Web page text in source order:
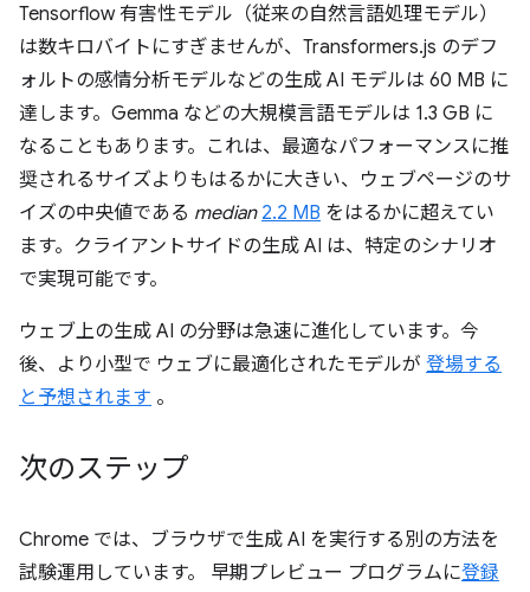
Tensorflow 有害性モデル（従来の自然言語処理モデル）
は数キロバイトにすぎませんが、Transformers.js のデフ
ォルトの感情分析モデルなどの生成 AI モデルは 60 MB に
達します。Gemma などの大規模言語モデルは 1.3 GB に
なることもあります。これは、最適なパフォーマンスに推
奨されるサイズよりもはるかに大きい、ウェブページのサ
イズの中央値である median 2.2 MB をはるかに超えてい
ます。クライアントサイドの生成 AI は、特定のシナリオ
で実現可能です。
ウェブ上の生成 AI の分野は急速に進化しています。今
後、より小型で ウェブに最適化されたモデルが 登場する
と予想されます 。
次のステップ
Chrome では、ブラウザで生成 AI を実行する別の方法を
試験運用しています。 早期プレビュー プログラムに登録